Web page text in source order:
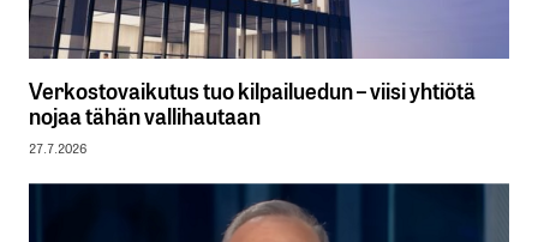
Verkostovaikutus tuo kilpailuedun – viisi yhtiötä
nojaa tähän vallihautaan
27.7.2026